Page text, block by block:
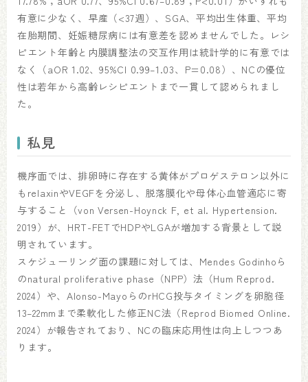
有意に少なく、早産（<37週）、SGA、平均出生体重、平均
在胎期間、妊娠糖尿病には有意差を認めませんでした。レシ
ピエント年齢と内膜調整法の交互作用は統計学的に有意では
なく（aOR 1.02、95%CI 0.99–1.03、P=0.08）、NCの優位
性は若年から高齢レシピエントまで一貫して認められまし
た。
私見
機序面では、排卵時に存在する黄体がプロゲステロン以外に
もrelaxinやVEGFを分泌し、脱落膜化や母体心血管適応に寄
与すること（von Versen-Hoynck F, et al. Hypertension.
2019）が、HRT-FETでHDPやLGAが増加する背景として説
明されています。
スケジューリング面の課題に対しては、Mendes Godinhoら
のnatural proliferative phase（NPP）法（Hum Reprod.
2024）や、Alonso-MayoらのrHCG投与タイミングを卵胞径
13–22mmまで柔軟化した修正NC法（Reprod Biomed Online.
2024）が報告されており、NCの臨床応用性は向上しつつあ
ります。